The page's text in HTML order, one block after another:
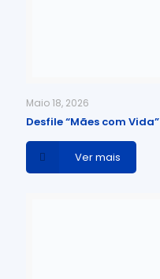
Maio 18, 2026
Desfile “Mães com Vida”
Ver mais